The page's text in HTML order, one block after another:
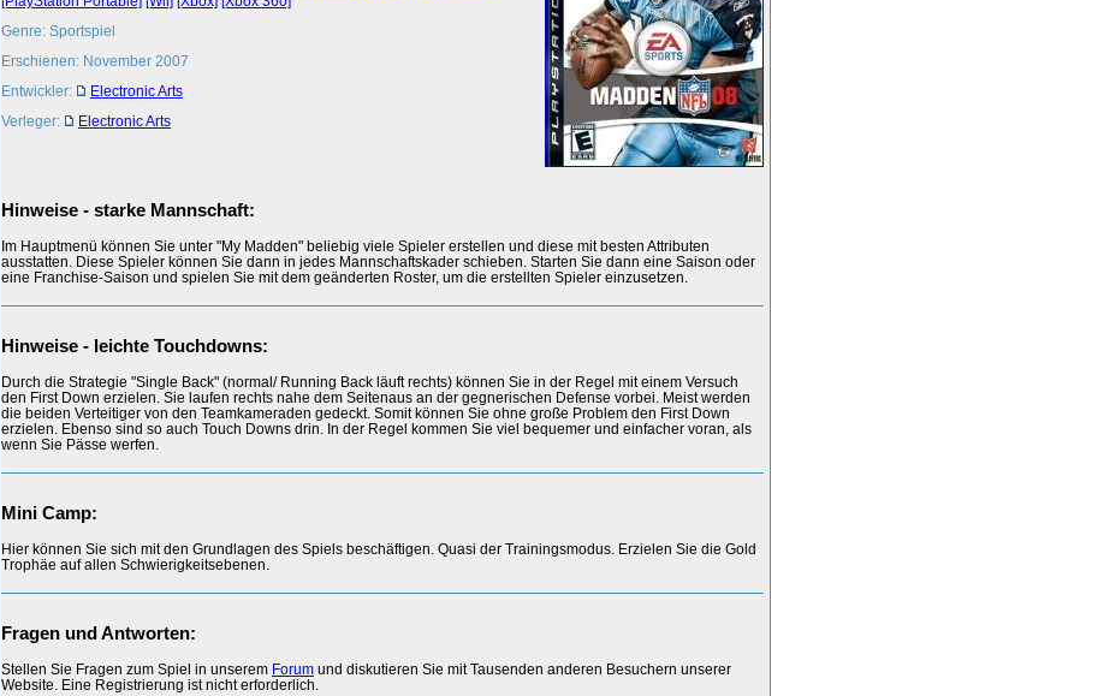
Genre: Sportspiel
Erschienen: November 2007
Entwickler:
Electronic Arts
Verleger:
Electronic Arts
Hinweise - starke Mannschaft:
Im Hauptmenü können Sie unter "My Madden" beliebig viele Spieler erstellen und diese mit besten Attributen
ausstatten. Diese Spieler können Sie dann in jedes Mannschaftskader schieben. Starten Sie dann eine Saison oder
eine Franchise-Saison und spielen Sie mit dem geänderten Roster, um die erstellten Spieler einzusetzen.
Hinweise - leichte Touchdowns:
Durch die Strategie "Single Back" (normal/ Running Back läuft rechts) können Sie in der Regel mit einem Versuch
den First Down erzielen. Sie laufen rechts nahe dem Seitenaus an der gegnerischen Defense vorbei. Meist werden
die beiden Verteitiger von den Teamkameraden gedeckt. Somit können Sie ohne große Problem den First Down
erzielen. Ebenso sind so auch Touch Downs drin. In der Regel kommen Sie viel bequemer und einfacher voran, als
wenn Sie Pässe werfen.
Mini Camp:
Hier können Sie sich mit den Grundlagen des Spiels beschäftigen. Quasi der Trainingsmodus. Erzielen Sie die Gold
Trophäe auf allen Schwierigkeitsebenen.
Fragen und Antworten:
Stellen Sie Fragen zum Spiel in unserem Forum und diskutieren Sie mit Tausenden anderen Besuchern unserer
Website. Eine Registrierung ist nicht erforderlich.